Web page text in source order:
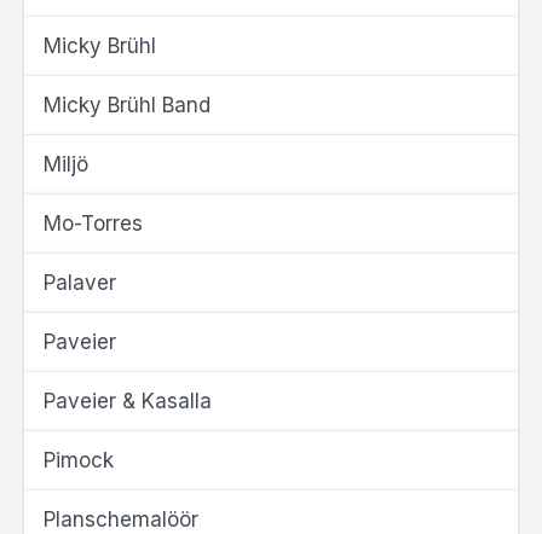
Micky Brühl
Micky Brühl Band
Miljö
Mo-Torres
Palaver
Paveier
Paveier & Kasalla
Pimock
Planschemalöör